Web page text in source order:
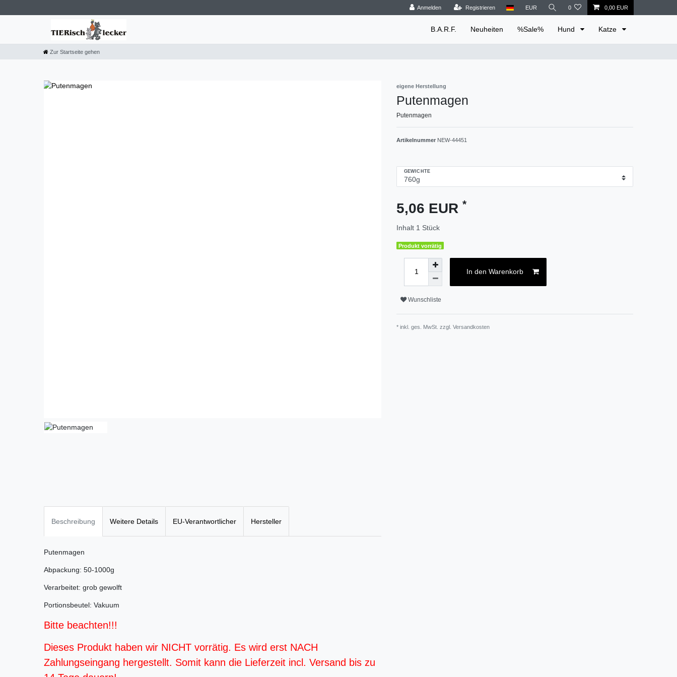
Anmelden Registrieren EUR 0 0,00 EUR
B.A.R.F. Neuheiten %Sale% Hund Katze
Zur Startseite gehen
eigene Herstellung
Putenmagen
Putenmagen
Artikelnummer NEW-44451
GEWICHTE
5,06 EUR *
Inhalt 1 Stück
Produkt vorrätig
In den Warenkorb
Wunschliste
* inkl. ges. MwSt. zzgl. Versandkosten
Beschreibung Weitere Details EU-Verantwortlicher Hersteller
Putenmagen
Abpackung: 50-1000g
Verarbeitet: grob gewolft
Portionsbeutel: Vakuum
Bitte beachten!!!
Dieses Produkt haben wir NICHT vorrätig. Es wird erst NACH
Zahlungseingang hergestellt. Somit kann die Lieferzeit incl. Versand bis zu